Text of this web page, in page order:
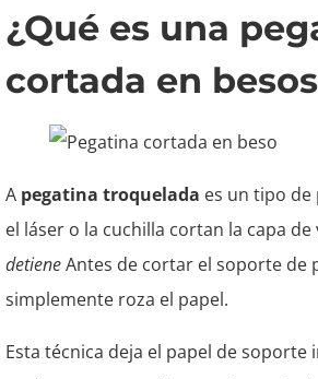
¿Qué es una
cortada en
A pegatina troquelada es un tipo
el láser o la cuchilla cortan la capa
detieneAntes de cortar el soporte de
simplemente roza el papel.
Esta técnica deja el papel de soporte